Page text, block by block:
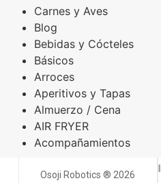
Carnes y Aves
Blog
Bebidas y Cócteles
Básicos
Arroces
Aperitivos y Tapas
Almuerzo / Cena
AIR FRYER
Acompañamientos
Osoji Robotics ® 2026